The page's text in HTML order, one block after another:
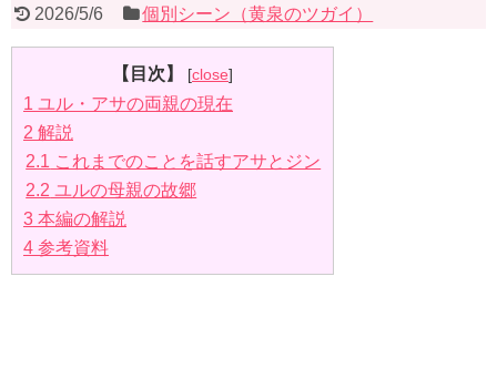
2026/5/6 個別シーン（黄泉のツガイ）
【目次】 [close]
1 ユル・アサの両親の現在
2 解説
2.1 これまでのことを話すアサとジン
2.2 ユルの母親の故郷
3 本編の解説
4 参考資料